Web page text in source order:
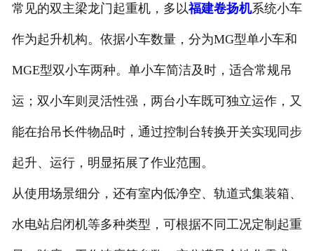
福建液压夹轨器
福建起重机
常见的双主梁龙门起重机，多以福建卷扬机系统小车
作为起升机构。依据小车数量，分为MG型单小车和
MGE型双小车两种。单小车简洁及时，适合常规吊
运；双小车则灵活性强，两台小车既可独立运作，又
能在抬吊长件物品时，通过控制台转换开关实现同步
起升、运行，明显拓展了作业范围。​
从使用场景细分，还有室内低净空、轨道式集装箱、
水电站启闭机等多种类型，可根据不同工况定制起重